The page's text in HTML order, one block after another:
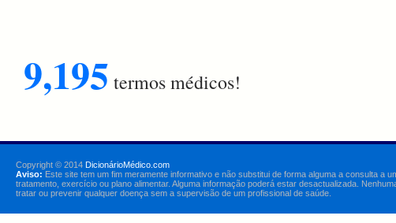
9,195 termos médicos!
Copyright © 2014 DicionárioMédico.com
Aviso: Este site tem um fim meramente informativo e não substitui de forma alguma a consulta
tratamento, exercício ou plano alimentar. Alguma informação poderá estar desactualizada.
tratar ou prevenir qualquer doença sem a supervisão de um profissional de saúde.